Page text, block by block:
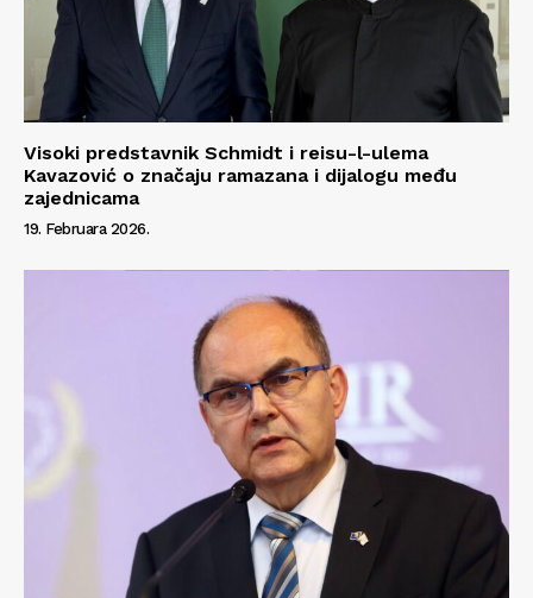
Visoki predstavnik Schmidt i reisu-l-ulema
Kavazović o značaju ramazana i dijalogu među
zajednicama
19. Februara 2026.